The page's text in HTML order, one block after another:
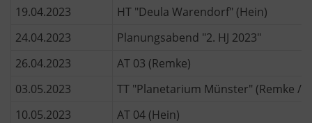
19.04.2023
HT "Deula Warendorf" (Hein)
24.04.2023
Planungsabend "2. HJ 2023"
26.04.2023
AT 03 (Remke)
03.05.2023
TT "Planetarium Münster" (Remke /
10.05.2023
AT 04 (Hein)